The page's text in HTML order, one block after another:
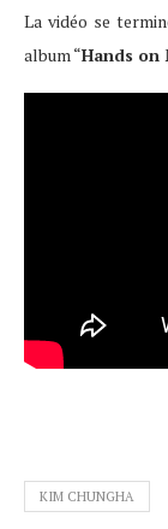
La vidéo se
album “Hands on
KIM CHUNGHA